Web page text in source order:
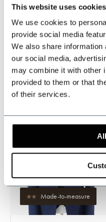
This website uses cookies
We use cookies to
provide social media
We also share
our social media,
may combine it with other
provided to them or that
of their services.
Worsted Pak Grijs
Birdseye
Op voorraad
€719,95
Incl. btw
Made-to-measure